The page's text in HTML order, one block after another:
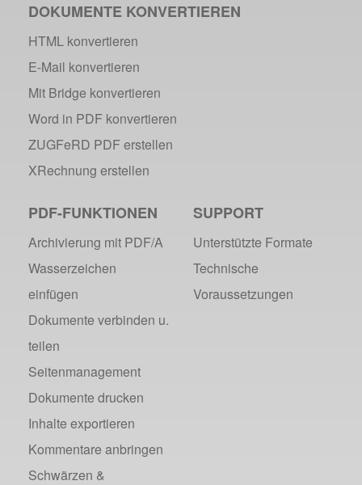
DOKUMENTE KONVERTIEREN
HTML konvertieren
E-Mail konvertieren
Mit Bridge konvertieren
Word in PDF konvertieren
ZUGFeRD PDF erstellen
XRechnung erstellen
PDF-FUNKTIONEN
Archivierung mit PDF/A
Wasserzeichen
einfügen
Dokumente verbinden u.
teilen
Seitenmanagement
Dokumente drucken
Inhalte exportieren
Kommentare anbringen
Schwärzen &
SUPPORT
Unterstützte Formate
Technische
Voraussetzungen